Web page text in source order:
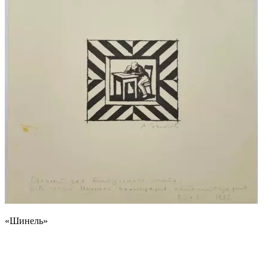
«Шинель»